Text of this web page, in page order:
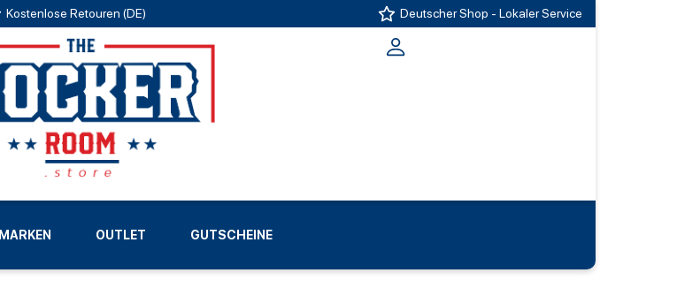
Kostenlose Retouren (DE) Deutscher Shop - Lokaler Service
MARKEN
LIGEN
OUTLET GUTSCHEINE